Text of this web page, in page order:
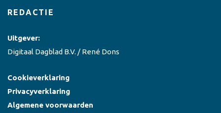
REDACTIE
Uitgever:
Digitaal Dagblad B.V. / René Dons
Cookieverklaring
Privacyverklaring
Algemene voorwaarden